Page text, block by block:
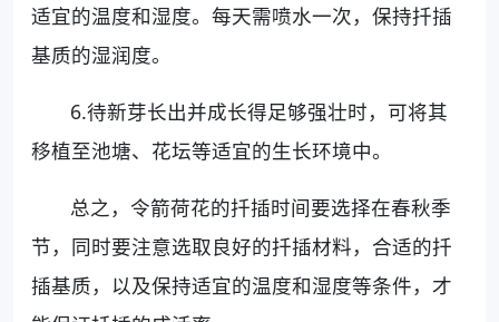
适宜的温度和湿度。每天需喷水一次，保持扦插
基质的湿润度。
6.待新芽长出并成长得足够强壮时，可将其
移植至池塘、花坛等适宜的生长环境中。
总之，令箭荷花的扦插时间要选择在春秋季
节，同时要注意选取良好的扦插材料，合适的扦
插基质，以及保持适宜的温度和湿度等条件，才